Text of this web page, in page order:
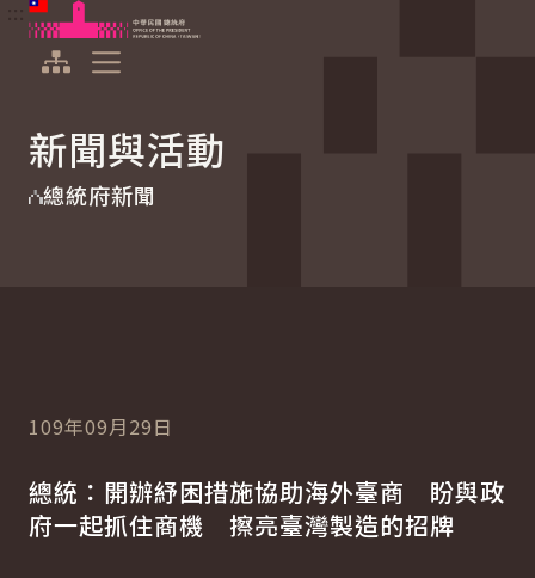
跳到主要內容
中華民國總統府
新聞與活動
總統府新聞
109年09月29日
總統：開辦紓困措施協助海外臺商 盼與政
府一起抓住商機 擦亮臺灣製造的招牌